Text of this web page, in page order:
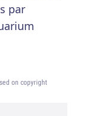
par
on copyright